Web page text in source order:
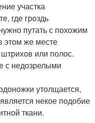
участка
где гроздь
путать с похожим
этом же месте
или полос.
с недозрелыми
утолщается,
некое подобие
ткани.